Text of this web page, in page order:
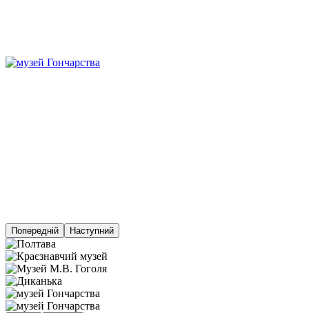
Попередній Наступний